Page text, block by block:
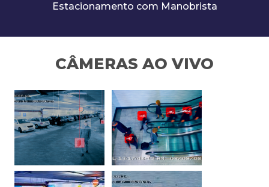
Estacionamento com Manobrista
CÂMERAS AO VIVO